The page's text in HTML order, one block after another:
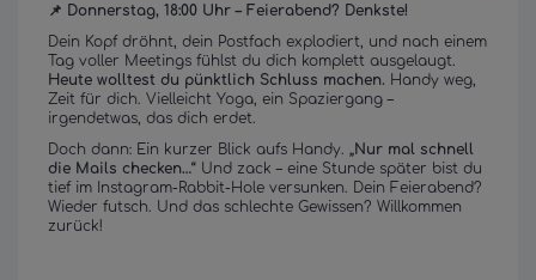
📌 Donnerstag, 18:00 Uhr – Feierabend? Denkste!
Dein Kopf dröhnt, dein Postfach explodiert, und nach einem
Tag voller Meetings fühlst du dich komplett ausgelaugt.
Heute wolltest du pünktlich Schluss machen. Handy weg,
Zeit für dich. Vielleicht Yoga, ein Spaziergang –
irgendetwas, das dich erdet.
Doch dann: Ein kurzer Blick aufs Handy. „Nur mal schnell
die Mails checken…“ Und zack – eine Stunde später bist du
tief im Instagram-Rabbit-Hole versunken. Dein Feierabend?
Wieder futsch. Und das schlechte Gewissen? Willkommen
zurück!